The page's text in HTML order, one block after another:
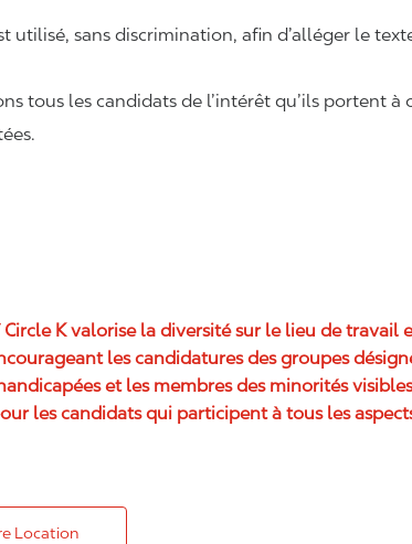
utilisé, sans discrimination, afin d’alléger le
tous les candidats de l’intérêt qu’ils portent à
Circle K valorise la diversité sur le lieu de
les candidatures des groupes
et les membres des minorités
les candidats qui participent à tous les
Location